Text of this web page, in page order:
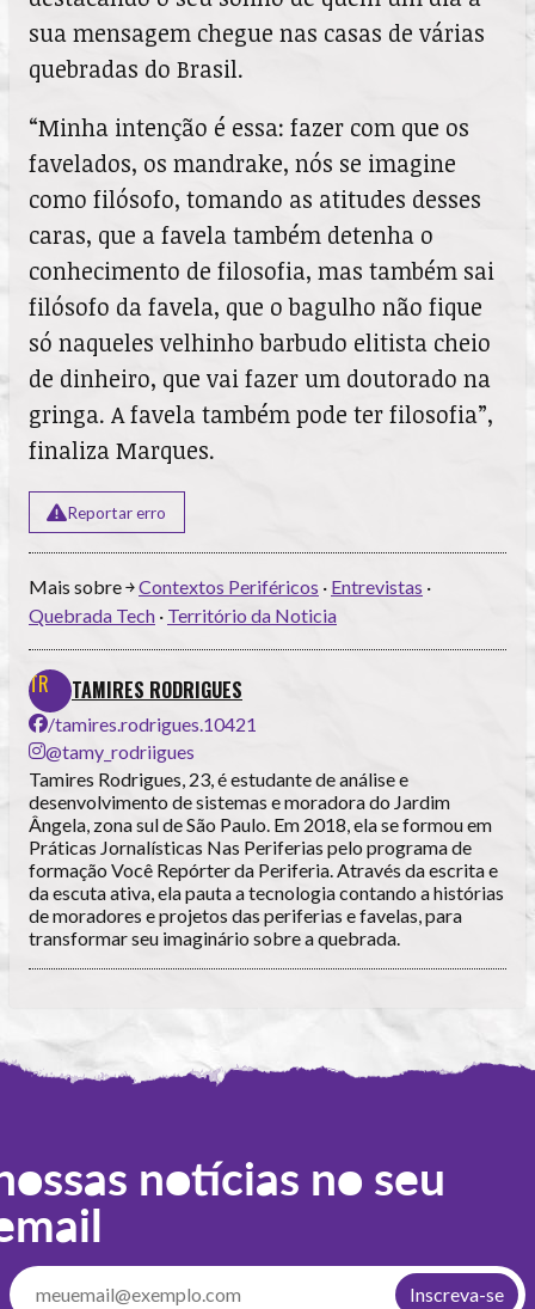
sua mensagem chegue nas casas de várias
quebradas do Brasil.
“Minha intenção é essa: fazer com que os
favelados, os mandrake, nós se imagine
como filósofo, tomando as atitudes desses
caras, que a favela também detenha o
conhecimento de filosofia, mas também sai
filósofo da favela, que o bagulho não fique
só naqueles velhinho barbudo elitista cheio
de dinheiro, que vai fazer um doutorado na
gringa. A favela também pode ter filosofia”,
finaliza Marques.
Reportar erro
Mais sobre ￫Contextos Periféricos · Entrevistas ·
Quebrada Tech · Território da Noticia
TAMIRES RODRIGUES
/tamires.rodrigues.10421
@tamy_rodriigues
Tamires Rodrigues, 23, é estudante de análise e
desenvolvimento de sistemas e moradora do Jardim
Ângela, zona sul de São Paulo. Em 2018, ela se formou em
Práticas Jornalísticas Nas Periferias pelo programa de
formação Você Repórter da Periferia. Através da escrita e
da escuta ativa, ela pauta a tecnologia contando a histórias
de moradores e projetos das periferias e favelas, para
transformar seu imaginário sobre a quebrada.
notícias no seu